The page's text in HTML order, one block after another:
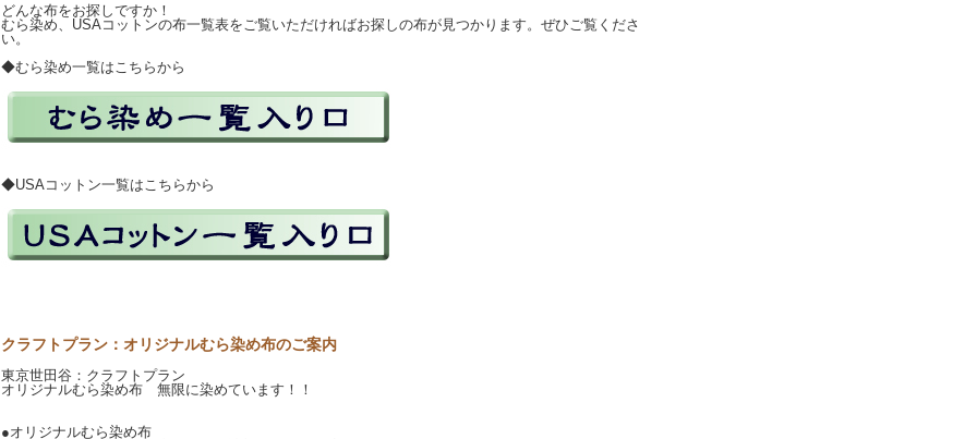
どんな布をお探しですか！
むら染め、USAコットンの布一覧表をご覧いただければお探しの布が見つかります。ぜひご覧くださ
い。
◆むら染め一覧はこちらから
◆USAコットン一覧はこちらから
クラフトプラン：オリジナルむら染め布のご案内
東京世田谷：クラフトプラン
オリジナルむら染め布 無限に染めています！！
●オリジナルむら染め布